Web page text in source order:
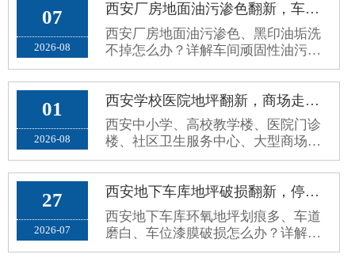
07
2026-08
西安厂房地面油污渗色翻新，车间环氧地面黑印油垢洗不掉处理方案
西安厂房地面油污渗色、黑印油垢洗
不掉怎么办？详解车间顽固性油污成
因、翻新误区与耐油封闭根治施工方
案。
01
2026-08
西安学校医院地坪翻新，商场走廊公共区域环保防滑环氧地坪施工方案
西安中小学、高校教学楼、医院门诊
楼、社区卫生服务中心、大型商场超
市、写字楼公共走廊，属于高人流、
高频走动、全天候开放的公共区域。
原有普通水泥地面、老旧地砖、普通
环氧地面，使用久了容易出现地面起
砂起灰、划痕发黑、空鼓脱落、地面
打滑、污渍渗透、接缝藏污、颜色老
27
2026-07
西安地下车库地坪破损翻新，停车场环氧地面车轮划痕、起灰病害处理方案
西安地下车库环氧地坪划痕多、车道
磨白、车位漆膜破损怎么办？详解停
车场地坪病害成因、修补误区与分区